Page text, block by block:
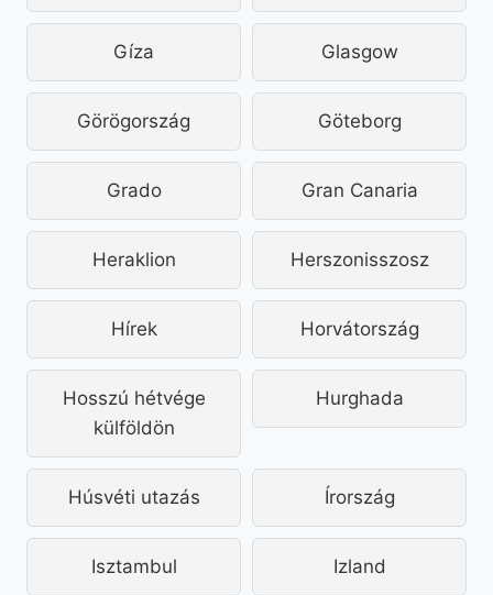
Gíza Glasgow
Görögország Göteborg
Grado Gran Canaria
Heraklion Herszonisszosz
Hírek Horvátország
Hosszú hétvége
külföldön
Hurghada
Húsvéti utazás Írország
Isztambul Izland